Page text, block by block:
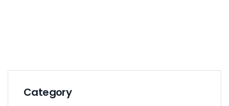
Category